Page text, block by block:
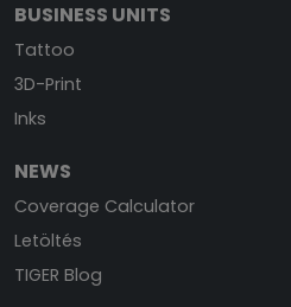
BUSINESS UNITS
Tattoo
3D-Print
Inks
NEWS
Coverage Calculator
Letöltés
TIGER Blog